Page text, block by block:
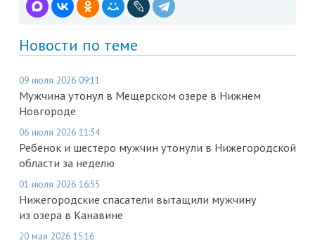
Новости по теме
09 июля 2026 09:11
Мужчина утонул в Мещерском озере в Нижнем
Новгороде
06 июля 2026 11:34
Ребенок и шестеро мужчин утонули в Нижегородской
области за неделю
01 июля 2026 16:55
Нижегородские спасатели вытащили мужчину
из озера в Канавине
20 мая 2026 15:16